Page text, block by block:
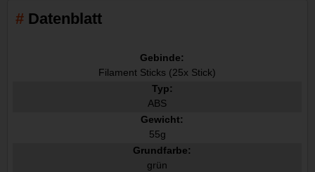
Datenblatt
Gebinde:
Filament Sticks (25x Stick)
Typ:
ABS
Gewicht:
55g
Grundfarbe:
grün